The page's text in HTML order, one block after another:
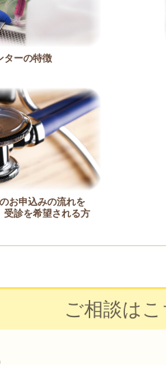
ターの特徴
お申込みの流れを
受診を希望される方
ご相談は